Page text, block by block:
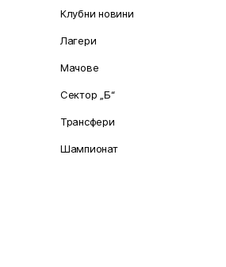
Клубни новини
Лагери
Мачове
Сектор „Б“
Трансфери
Шампионат